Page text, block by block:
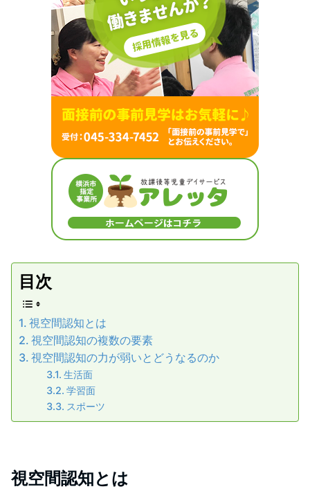
目次
視空間認知とは
視空間認知の複数の要素
視空間認知の力が弱いとどうなるのか
生活面
学習面
スポーツ
視空間認知とは